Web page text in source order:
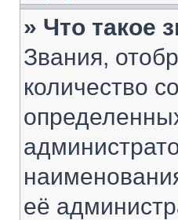
» Что такое
Звания,
количество
её